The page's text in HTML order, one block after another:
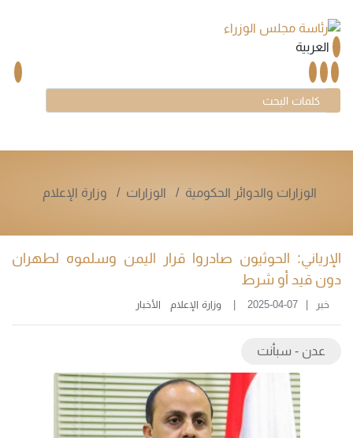
العربية
الوزارات والدوائر الحكومية الوزارات وزارة الإعلام
الإرياني: الحوثيون صادروا قرار اليمن وسلموه لطهران
دون قيد أو شرط
خبر 2025-04-07 وزارة الإعلام الأخبار
عدن - سبأنت